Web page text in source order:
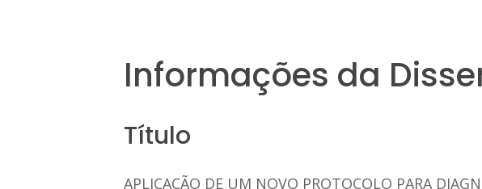
Informações da
Título
APLICAÇÃO DE UM NOVO PROTOCOLO PARA